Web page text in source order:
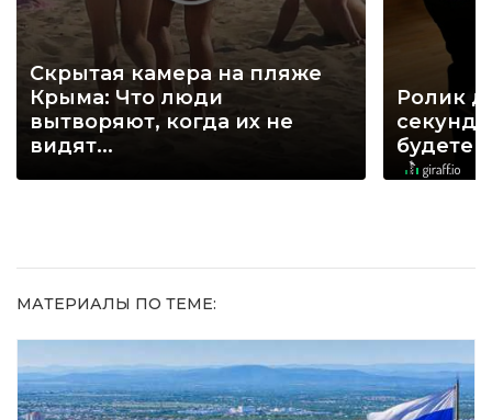
Скрытая камера на пляже
Крыма: Что люди
вытворяют, когда их не
видят...
Ролик
секунд,
будете
МАТЕРИАЛЫ ПО ТЕМЕ: